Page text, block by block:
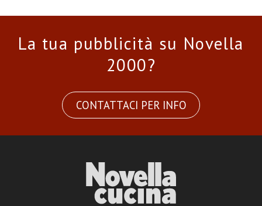
La tua pubblicità su Novella
2000?
CONTATTACI PER INFO